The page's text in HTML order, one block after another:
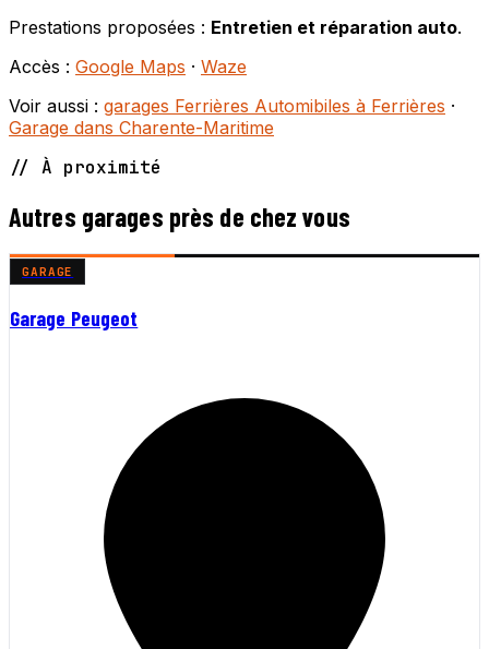
Prestations proposées : Entretien et réparation auto.
Accès : Google Maps · Waze
Voir aussi : garages Ferrières Automibiles à Ferrières ·
Garage dans Charente-Maritime
// À proximité
Autres garages près de chez vous
GARAGE
Garage Peugeot